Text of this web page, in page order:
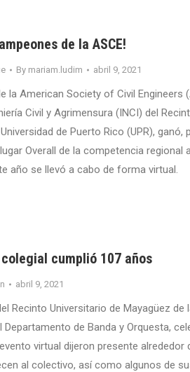
de la ASCE!
By mariam.ludim abril 9, 2021
la American Society of Civil Engineers
Civil y Agrimensura (INCI) del
de Puerto Rico (UPR), ganó,
Overall de la competencia regional
año se llevó a cabo de forma virtual.
cumplió 107 años
abril 9, 2021
Recinto Universitario de Mayagüez de
de Banda y Orquesta,
virtual dijeron presente alrededor
al colectivo, así como algunos de